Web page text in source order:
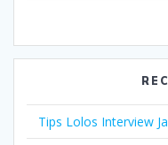
Tips Lolos Interview